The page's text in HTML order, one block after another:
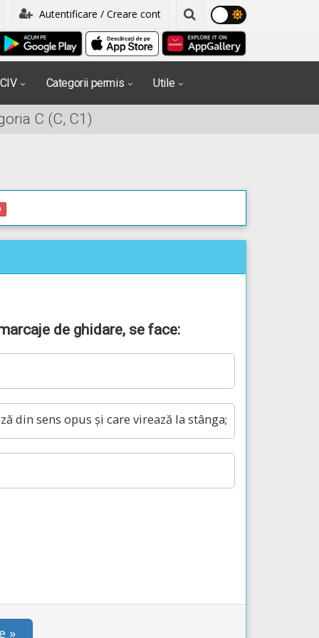
Autentificare / Creare cont
Categorii permis Utile
C (C, C1)
de ghidare, se face:
din sens opus și care virează la stânga;
»